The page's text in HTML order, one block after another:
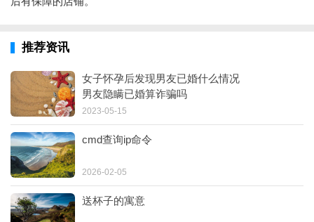
推荐资讯
女子怀孕后发现男友已婚什么情况
男友隐瞒已婚算诈骗吗
2023-05-15
cmd查询ip命令
2026-02-05
送杯子的寓意